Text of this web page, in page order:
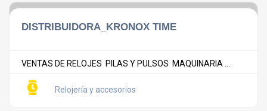
DISTRIBUIDORA_KRONOX TIME
VENTAS DE RELOJES PILAS Y PULSOS MAQUINARIA ...
Relojería y accesorios